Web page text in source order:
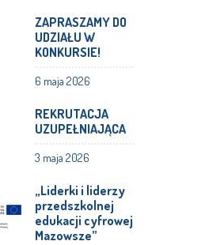
ZAPRASZAMY DO
UDZIAŁU W
KONKURSIE!
6 maja 2026
REKRUTACJA
UZUPEŁNIAJĄCA
3 maja 2026
„Liderki i liderzy
przedszkolnej
edukacji cyfrowej
Mazowsze”